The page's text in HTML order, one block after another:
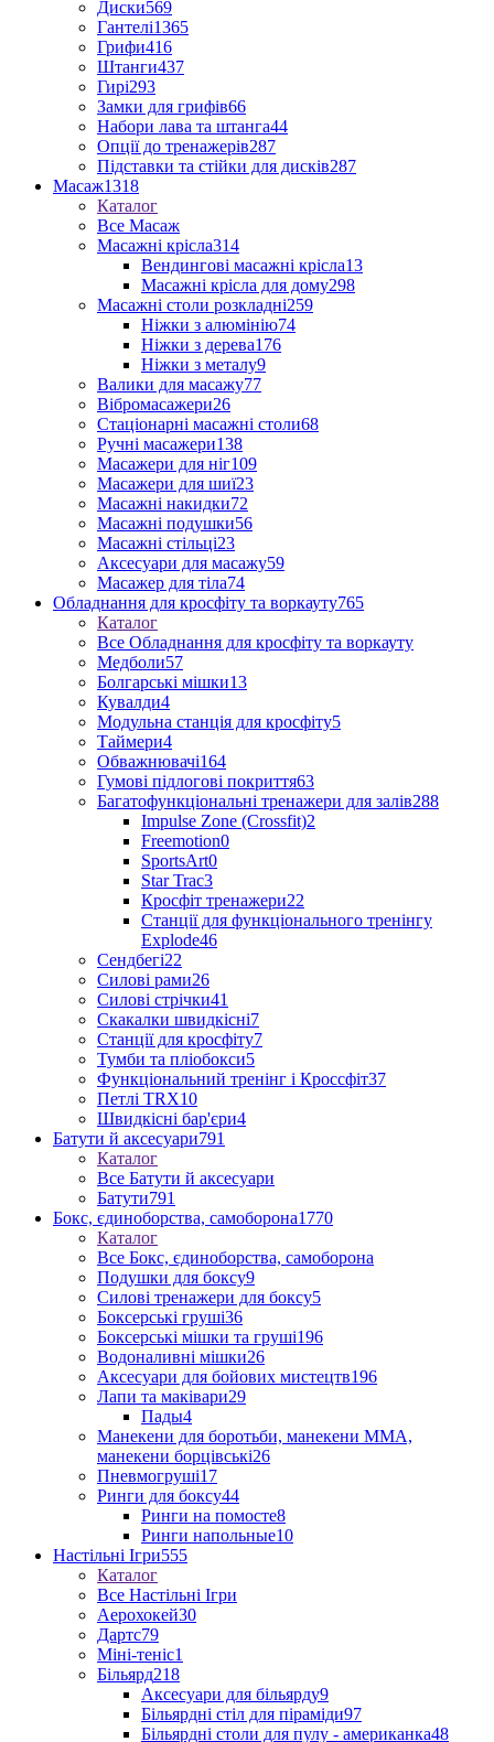
Диски569
Гантелі1365
Грифи416
Штанги437
Гирі293
Замки для грифів66
Набори лава та штанга44
Опції до тренажерів287
Підставки та стійки для дисків287
Масаж1318
Каталог
Все Масаж
Масажні крісла314
Вендингові масажні крісла13
Масажні крісла для дому298
Масажні столи розкладні259
Ніжки з алюмінію74
Ніжки з дерева176
Ніжки з металу9
Валики для масажу77
Вібромасажери26
Стаціонарні масажні столи68
Ручні масажери138
Масажери для ніг109
Масажери для шиї23
Масажні накидки72
Масажні подушки56
Масажні стільці23
Аксесуари для масажу59
Масажер для тіла74
Обладнання для кросфіту та воркауту765
Каталог
Все Обладнання для кросфіту та воркауту
Медболи57
Болгарські мішки13
Кувалди4
Модульна станція для кросфіту5
Таймери4
Обважнювачі164
Гумові підлогові покриття63
Багатофункціональні тренажери для залів288
Impulse Zone (Crossfit)2
Freemotion0
SportsArt0
Star Trac3
Кросфіт тренажери22
Станції для функціонального тренінгу
Explode46
Сендбегі22
Силові рами26
Силові стрічки41
Скакалки швидкісні7
Станції для кросфіту7
Тумби та пліобокси5
Функціональний тренінг і Кроссфіт37
Петлі TRX10
Швидкісні бар'єри4
Батути й аксесуари791
Каталог
Все Батути й аксесуари
Батути791
Бокс, єдиноборства, самоборона1770
Каталог
Все Бокс, єдиноборства, самоборона
Подушки для боксу9
Силові тренажери для боксу5
Боксерські груші36
Боксерські мішки та груші196
Водоналивні мішки26
Аксесуари для бойових мистецтв196
Лапи та маківари29
Пады4
Манекени для боротьби, манекени ММА,
манекени борцівські26
Пневмогруші17
Ринги для боксу44
Ринги на помосте8
Ринги напольные10
Настільні Ігри555
Каталог
Все Настільні Ігри
Аерохокей30
Дартс79
Міні-теніс1
Більярд218
Аксесуари для більярду9
Більярдні стіл для піраміди97
Більярдні столи для пулу - американка48